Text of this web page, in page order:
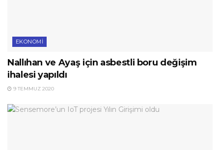
EKONOMI
Nallıhan ve Ayaş için asbestli boru değişim
ihalesi yapıldı
9 TEMMUZ 2020